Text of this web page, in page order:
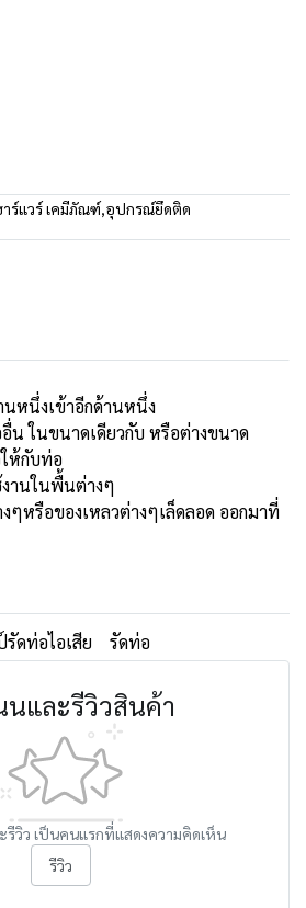
ร์แวร์ เคมีภัณฑ์,อุปกรณ์ยึดติด
หนึ่งเข้าอีกด้านหนึ่ง
น ในขนาดเดียวกับ หรือต่างขนาด
ห้กับท่อ
านในพื้นต่างๆ
ๆหรือของเหลวต่างๆเล็ดลอด ออกมาที่
ดท่อไอเสีย รัดท่อ
และรีวิวสินค้า
รีวิว เป็นคนแรกที่แสดงความคิดเห็น
รีวิว